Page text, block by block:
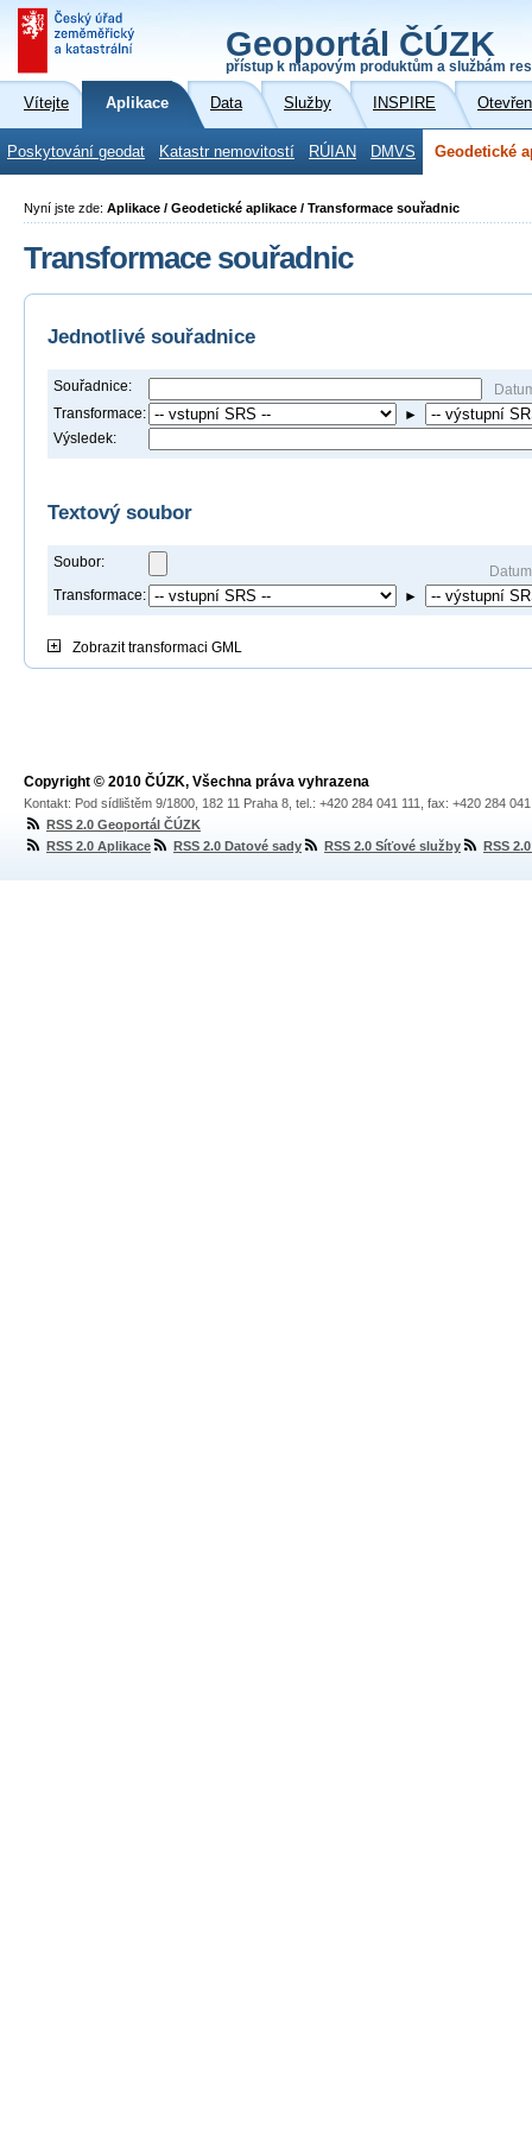
Geoportál ČÚZK
přístup k mapovým produktům a službám
Vítejte Aplikace Data Služby INSPIRE
Poskytování geodat Katastr nemovitostí RÚIAN DMVS Geodetické
Nyní jste zde: Aplikace / Geodetické aplikace / Transformace souřadnic
Transformace souřadnic
Jednotlivé souřadnice
Souřadnice:
Transformace:
►
Výsledek:
Textový soubor
Soubor:
Transformace:
►
Zobrazittransformaci GML
Copyright © 2010 ČÚZK, Všechna práva vyhrazena
Kontakt: Pod sídlištěm 9/1800, 182 11 Praha 8, tel.: +420 284 041 111, fax: +420 284
RSS 2.0 Geoportál ČÚZK
RSS 2.0 Aplikace
RSS 2.0 Datové sady RSS 2.0 Síťové služby RSS